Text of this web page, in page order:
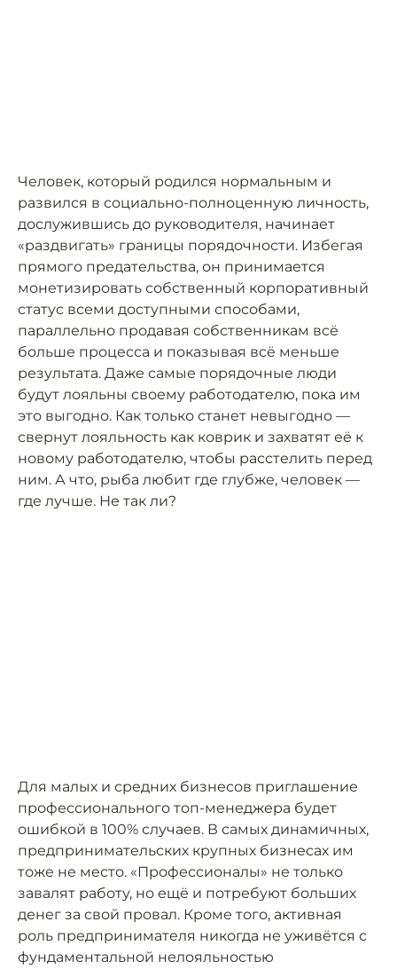
Человек, который родился нормальным и
развился в социально-полноценную личность,
дослужившись до руководителя, начинает
«раздвигать» границы порядочности. Избегая
прямого предательства, он принимается
монетизировать собственный корпоративный
статус всеми доступными способами,
параллельно продавая собственникам всё
больше процесса и показывая всё меньше
результата. Даже самые порядочные люди
будут лояльны своему работодателю, пока им
это выгодно. Как только станет невыгодно —
свернут лояльность как коврик и захватят её к
новому работодателю, чтобы расстелить перед
ним. А что, рыба любит где глубже, человек —
где лучше. Не так ли?
Для малых и средних бизнесов приглашение
профессионального топ-менеджера будет
ошибкой в 100% случаев. В самых динамичных,
предпринимательских крупных бизнесах им
тоже не место. «Профессионалы» не только
завалят работу, но ещё и потребуют больших
денег за свой провал. Кроме того, активная
роль предпринимателя никогда не уживётся с
фундаментальной нелояльностью